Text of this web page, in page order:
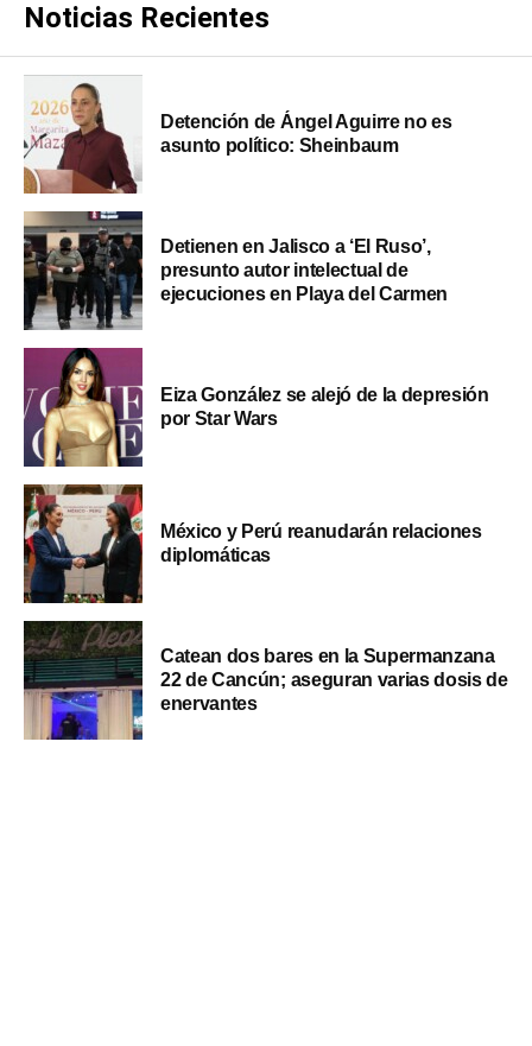
Noticias Recientes
Detención de Ángel Aguirre no es
asunto político: Sheinbaum
Detienen en Jalisco a ‘El Ruso’,
presunto autor intelectual de
ejecuciones en Playa del Carmen
Eiza González se alejó de la depresión
por Star Wars
México y Perú reanudarán relaciones
diplomáticas
Catean dos bares en la Supermanzana
22 de Cancún; aseguran varias dosis de
enervantes